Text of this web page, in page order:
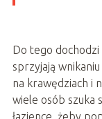
Do tego
sprzyjają
na krawędziach i
wiele osób szuka
łazience, żeby